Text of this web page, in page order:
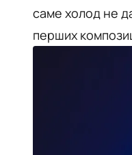
саме холод не
перших